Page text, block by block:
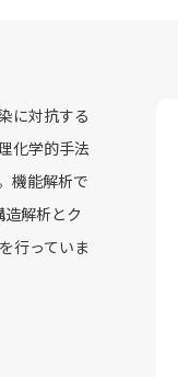
に対抗する
化学的手法
機能解析で
解析とク
行っていま